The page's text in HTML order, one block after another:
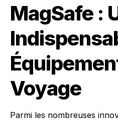
MagSafe :
Voyage
Parmi les nombreuses